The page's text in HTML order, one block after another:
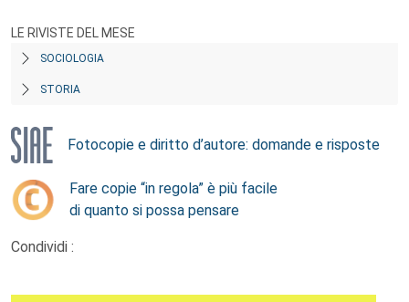
LE RIVISTE DEL MESE
SOCIOLOGIA
STORIA
Fotocopie e diritto d’autore: domande e risposte
Fare copie “in regola” è più facile
di quanto si possa pensare
Condividi :